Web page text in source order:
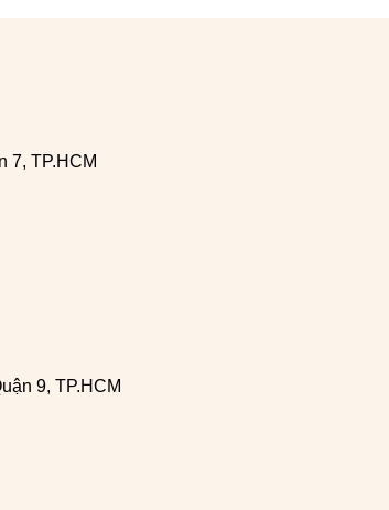
7, TP.HCM
9, TP.HCM